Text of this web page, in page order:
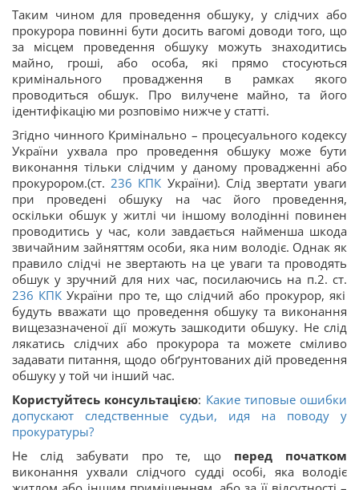
Таким чином для проведення обшуку, у слідчих або
прокурора повинні бути досить вагомі доводи того, що
за місцем проведення обшуку можуть знаходитись
майно, гроші, або особа, які прямо стосуються
кримінального провадження в рамках якого
проводиться обшук. Про вилучене майно, та його
ідентифікацію ми розповімо нижче у статті.
Згідно чинного Кримінально – процесуального кодексу
України ухвала про проведення обшуку може бути
виконання тільки слідчим у даному провадженні або
прокурором.(ст. 236 КПК України). Слід звертати уваги
при проведені обшуку на час його проведення,
оскільки обшук у житлі чи іншому володінні повинен
проводитись у час, коли завдається найменша шкода
звичайним зайняттям особи, яка ним володіє. Однак як
правило слідчі не звертають на це уваги та проводять
обшук у зручний для них час, посилаючись на п.2. ст.
236 КПК України про те, що слідчий або прокурор, які
будуть вважати що проведення обшуку та виконання
вищезазначеної дії можуть зашкодити обшуку. Не слід
лякатись слідчих або прокурора та можете сміливо
задавати питання, щодо обґрунтованих дій проведення
обшуку у той чи інший час.
Користуйтесь консультацією: Какие типовые ошибки
допускают следственные судьи, идя на поводу у
прокуратуры?
Не слід забувати про те, що перед початком
виконання ухвали слідчого судді особі, яка володіє